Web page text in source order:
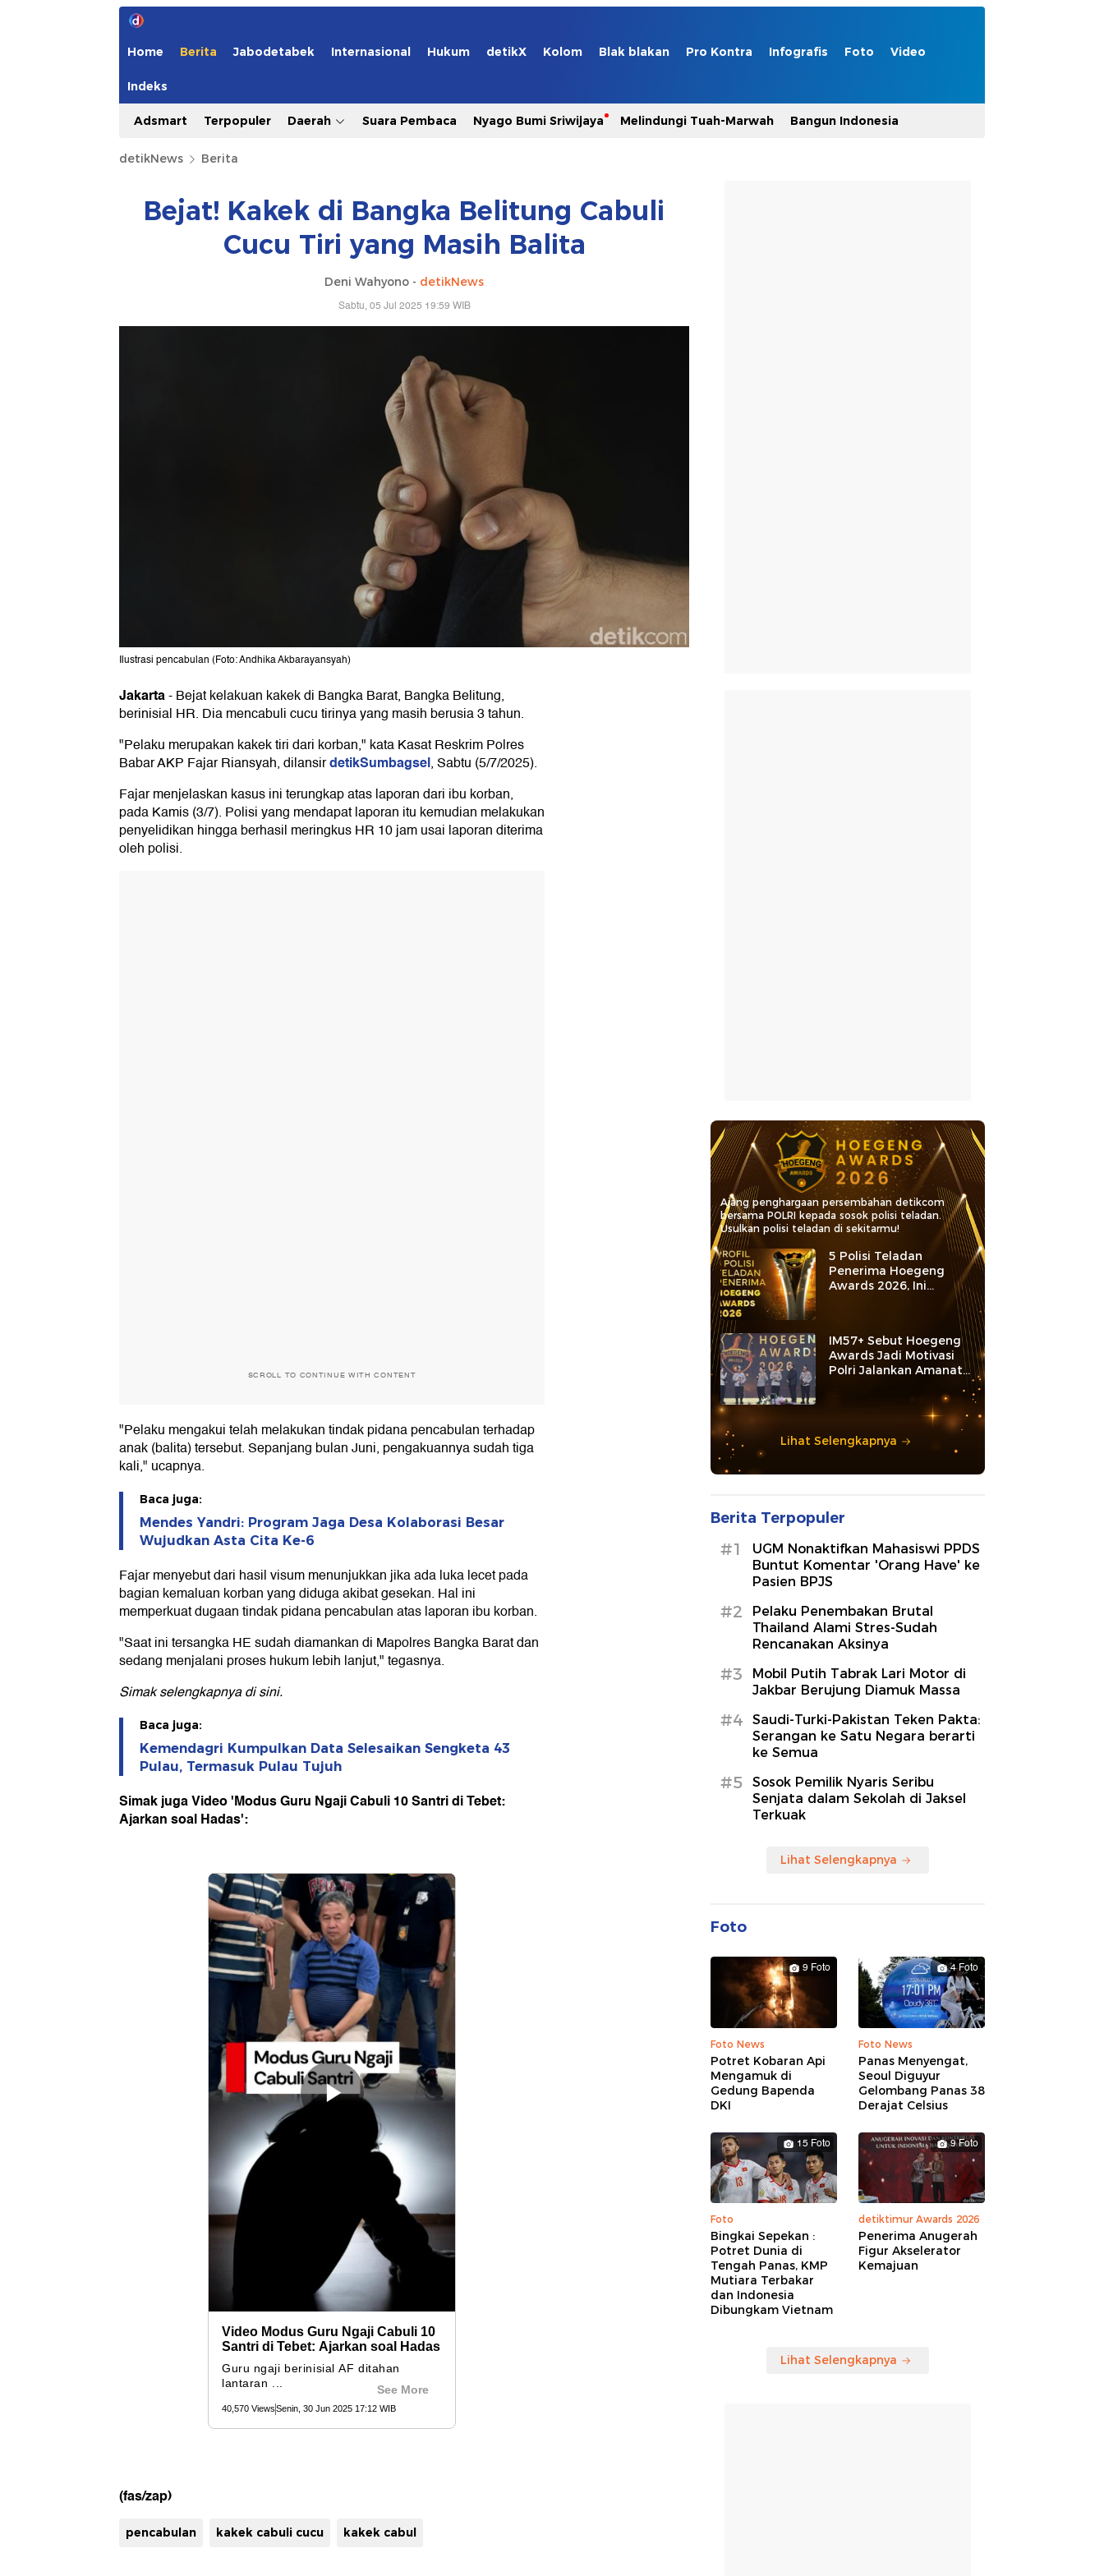
Home Berita Jabodetabek Internasional Hukum detikX Kolom Blak blakan Pro Kontra Infografis Foto Video
Indeks
Adsmart Terpopuler Daerah Suara Pembaca Nyago Bumi Sriwijaya Melindungi Tuah-Marwah Bangun Indonesia
detikNews Berita
Bejat! Kakek di Bangka Belitung Cabuli
Cucu Tiri yang Masih Balita
Deni Wahyono - detikNews
Sabtu, 05 Jul 2025 19:59 WIB
Ilustrasi pencabulan (Foto: Andhika Akbarayansyah)
Jakarta-Bejat kelakuan kakek di Bangka Barat, Bangka Belitung,
berinisial HR. Dia mencabuli cucu tirinya yang masih berusia 3 tahun.
"Pelaku merupakan kakek tiri dari korban," kata Kasat Reskrim Polres
Babar AKP Fajar Riansyah, dilansirdetikSumbagsel, Sabtu (5/7/2025).
Fajar menjelaskan kasus ini terungkap atas laporan dari ibu korban,
pada Kamis (3/7). Polisi yang mendapat laporan itu kemudian melakukan
penyelidikan hingga berhasil meringkus HR 10 jam usai laporan diterima
oleh polisi.
SCROLL TO CONTINUE WITH CONTENT
"Pelaku mengakui telah melakukan tindak pidana pencabulan terhadap
anak (balita) tersebut. Sepanjang bulan Juni, pengakuannya sudah tiga
kali," ucapnya.
Baca juga:
Mendes Yandri: Program Jaga Desa Kolaborasi Besar
Wujudkan Asta Cita Ke-6
Fajar menyebut dari hasil visum menunjukkan jika ada luka lecet pada
bagian kemaluan korban yang diduga akibat gesekan. Hal ini
memperkuat dugaan tindak pidana pencabulan atas laporan ibu korban.
"Saat ini tersangka HE sudah diamankan di Mapolres Bangka Barat dan
sedang menjalani proses hukum lebih lanjut," tegasnya.
Simak selengkapnyadi sini.
Baca juga:
Kemendagri Kumpulkan Data Selesaikan Sengketa 43
Pulau, Termasuk Pulau Tujuh
Simak juga Video 'Modus Guru Ngaji Cabuli 10 Santri di Tebet:
Ajarkan soal Hadas':
(fas/zap)
pencabulan kakek cabuli cucu kakek cabul
Ajang penghargaan persembahan detikcom
bersama POLRI kepada sosok polisi teladan.
Usulkan polisi teladan di sekitarmu!
5 Polisi Teladan
Penerima Hoegeng
Awards 2026, Ini
Kategori dan Kiprahnya
IM57+ Sebut Hoegeng
Awards Jadi Motivasi
Polri Jalankan Amanat
Lihat Selengkapnya
Berita Terpopuler
#1
UGM Nonaktifkan Mahasiswi PPDS
Buntut Komentar 'Orang Have' ke
Pasien BPJS
#2
Pelaku Penembakan Brutal
Thailand Alami Stres-Sudah
Rencanakan Aksinya
#3
Mobil Putih Tabrak Lari Motor di
Jakbar Berujung Diamuk Massa
#4
Saudi-Turki-Pakistan Teken Pakta:
Serangan ke Satu Negara berarti
ke Semua
#5
Sosok Pemilik Nyaris Seribu
Senjata dalam Sekolah di Jaksel
Terkuak
Lihat Selengkapnya
Foto
9 Foto
Foto News
Potret Kobaran Api
Mengamuk di
Gedung Bapenda
DKI
4 Foto
Foto News
Panas Menyengat,
Seoul Diguyur
Gelombang Panas 38
Derajat Celsius
15 Foto
Foto
Bingkai Sepekan :
Potret Dunia di
Tengah Panas, KMP
Mutiara Terbakar
dan Indonesia
Dibungkam Vietnam
9 Foto
detiktimur Awards 2026
Penerima Anugerah
Figur Akselerator
Kemajuan
Lihat Selengkapnya